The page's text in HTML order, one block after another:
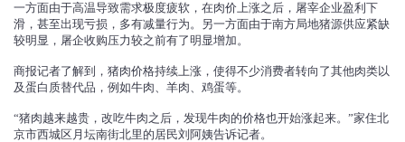
一方面由于高温导致需求极度疲软，在肉价上涨之后，屠宰企业盈利下
滑，甚至出现亏损，多有减量行为。另一方面由于南方局地猪源供应紧缺
较明显，屠企收购压力较之前有了明显增加。
商报记者了解到，猪肉价格持续上涨，使得不少消费者转向了其他肉类以
及蛋白质替代品，例如牛肉、羊肉、鸡蛋等。
“猪肉越来越贵，改吃牛肉之后，发现牛肉的价格也开始涨起来。”家住北
京市西城区月坛南街北里的居民刘阿姨告诉记者。